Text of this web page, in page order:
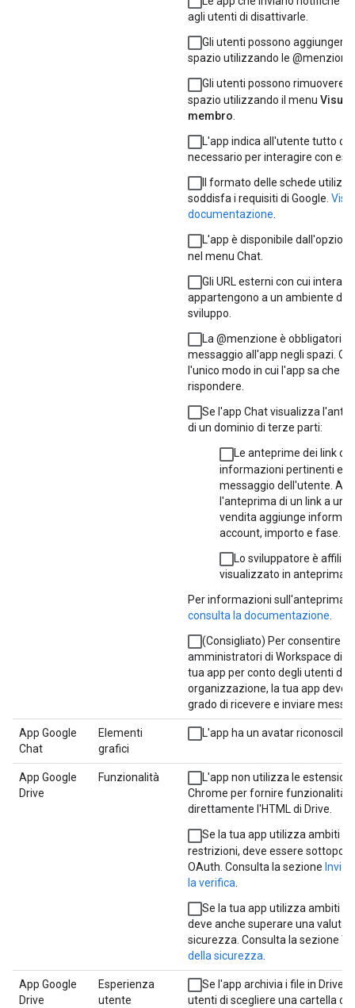
agli utenti di disattivarle.
Gli utenti possono aggiungere
spazio utilizzando le @menzioni.
Gli utenti possono rimuovere
spazio utilizzando il menu
membro
L'app indica all'utente tutto ciò
necessario per interagire con
Il formato delle schede
soddisfa i requisiti di Google.
documentazione.
L'app è disponibile
nel menu Chat.
Gli URL esterni con cui
appartengono a un ambiente di
sviluppo.
La @menzione è obbligatoria
messaggio all'app negli spazi.
l'unico modo in cui l'app sa che
rispondere.
Se l'app Chat visualizza
di un dominio di terze parti:
Le anteprime dei link
informazioni pertinenti e
messaggio dell'utente. Ad
l'anteprima di un link a
vendita aggiunge
account, importo e fase.
Lo sviluppatore è
visualizzato in anteprima.
Per informazioni sull'anteprima
consulta la documentazione
(Consigliato) Per consentire
amministratori di Workspace di
tua app per conto degli utenti
organizzazione, la tua app deve
grado di ricevere e inviare
App Google
Chat
Elementi
grafici
L'app ha un avatar
App Google
Drive
Funzionalità
L'app non utilizza le
Chrome per fornire funzionalità
direttamente l'HTML di Drive.
Se la tua app utilizza ambiti
restrizioni, deve essere
OAuth. Consulta la sezione Invio
la verifica
Se la tua app utilizza ambiti
deve anche superare una
sicurezza. Consulta la sezione
della sicurezza
App Google
Drive
Esperienza
utente
Se l'app archivia i file in Drive,
utenti di scegliere una cartella o